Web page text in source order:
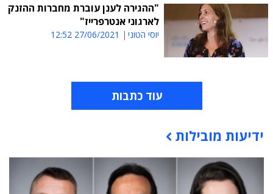
"ההגירה לענן עוברת מחברות ההזנק
לארגוני אנטרפרייז"
יוסי הטוני 27/06/2021 12:52
עוד כתבות
תוכן פרסומי
ידיעות מובילות